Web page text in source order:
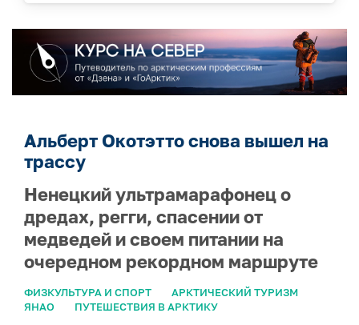
Альберт Окотэтто снова вышел на
трассу
Ненецкий ультрамарафонец о
дредах, регги, спасении от
медведей и своем питании на
очередном рекордном маршруте
ФИЗКУЛЬТУРА И СПОРТ
АРКТИЧЕСКИЙ ТУРИЗМ
ЯНАО
ПУТЕШЕСТВИЯ В АРКТИКУ